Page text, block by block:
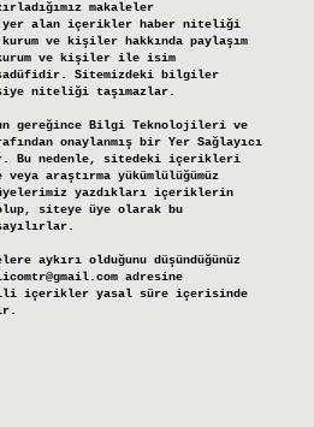
makaleler
yer alan içerikler haber niteliği
ve kişiler hakkında paylaşım
kurum ve kişiler ile isim
Sitemizdeki bilgiler
niteliği taşımazlar.
gereğince Bilgi Teknolojileri ve
onaylanmış bir Yer Sağlayıcı
Bu nedenle, sitedeki içerikleri
araştırma yükümlülüğümüz
üyelerimiz yazdıkları içeriklerin
siteye üye olarak bu
aykırı olduğunu düşündüğünüz
adresine
içerikler yasal süre içerisinde